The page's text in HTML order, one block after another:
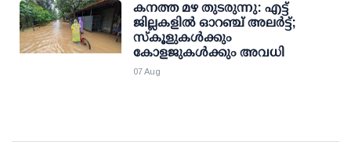
കനത്ത മഴ തുടരുന്നു: എട്ട്
ജില്ലകളില്‍ ഓറഞ്ച് അലര്‍ട്ട്;
സ്‌കൂളുകള്‍ക്കും
കോളജുകള്‍ക്കും അവധി
07 Aug